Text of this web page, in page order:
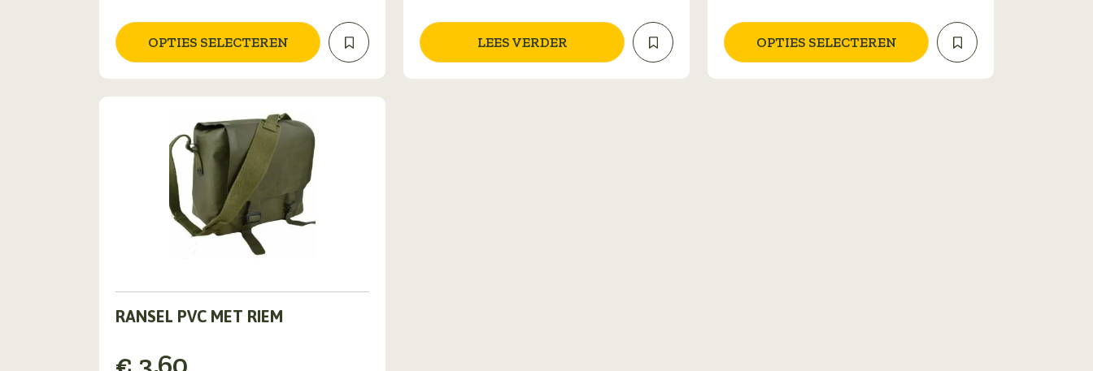
OPTIES SELECTEREN
optie
kan
gekozen
productpagina
LEES VERDER OPTIES SELECTEREN
optie
kan
gekozen
RANSEL PVC MET RIEM